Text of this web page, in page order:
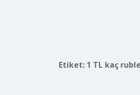
Etiket: 1 TL kaç